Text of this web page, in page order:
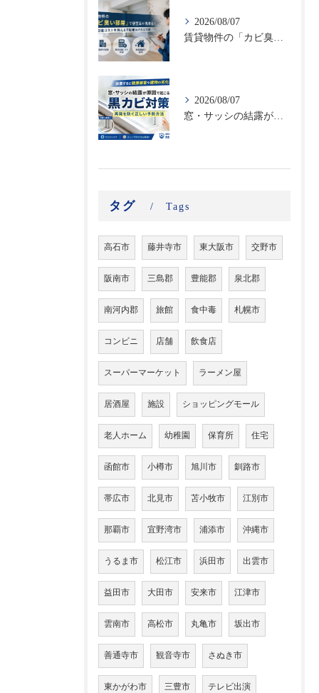
2026/08/07
賃貸物件の「カビ臭い部屋」で空室率が高まる！原状回復コストを抑える不動産向けカビ対策
2026/08/07
窓・サッシの結露が原因で起こる黒カビ対策｜再発を防ぐ正しい予防方法
タグ Tags
高石市 藤井寺市 東大阪市 交野市
阪南市 三島郡 豊能郡 泉北郡
南河内郡 旅館 食中毒 札幌市
コンビニ 店舗 飲食店
スーパーマーケット ラーメン屋
居酒屋 施設 ショッピングモール
老人ホーム 幼稚園 保育所 住宅
函館市 小樽市 旭川市 釧路市
帯広市 北見市 苫小牧市 江別市
那覇市 宜野湾市 浦添市 沖縄市
うるま市 松江市 浜田市 出雲市
益田市 大田市 安来市 江津市
雲南市 高松市 丸亀市 坂出市
善通寺市 観音寺市 さぬき市
東かがわ市 三豊市 テレビ出演